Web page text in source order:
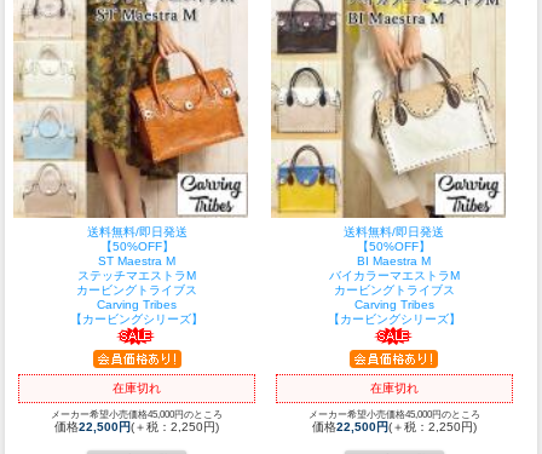
送料無料/即日発送
【50%OFF】
ST Maestra M
ステッチマエストラM
カービングトライブス
Carving Tribes
【カービングシリーズ】
在庫切れ
メーカー希望小売価格45,000円のところ
価格22,500円(＋税：2,250円)
送料無料/即日発送
【50%OFF】
BI Maestra M
バイカラーマエストラM
カービングトライブス
Carving Tribes
【カービングシリーズ】
在庫切れ
メーカー希望小売価格45,000円のところ
価格22,500円(＋税：2,250円)